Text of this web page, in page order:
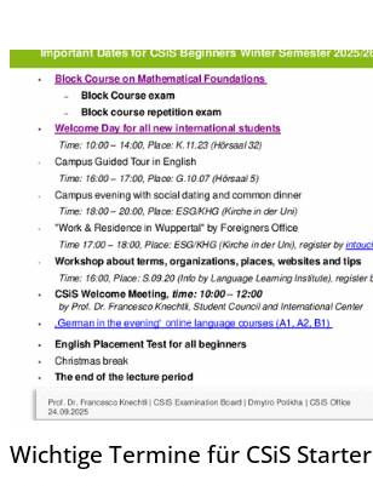
Wichtige Termine für CSiS Starter